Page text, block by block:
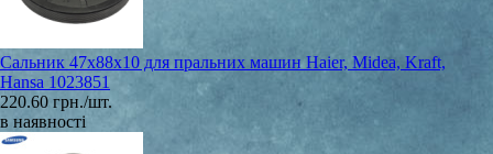
Сальник 47x88x10 для пральних машин Haier, Midea, Kraft,
Hansa 1023851
220.60 грн./шт.
в наявності